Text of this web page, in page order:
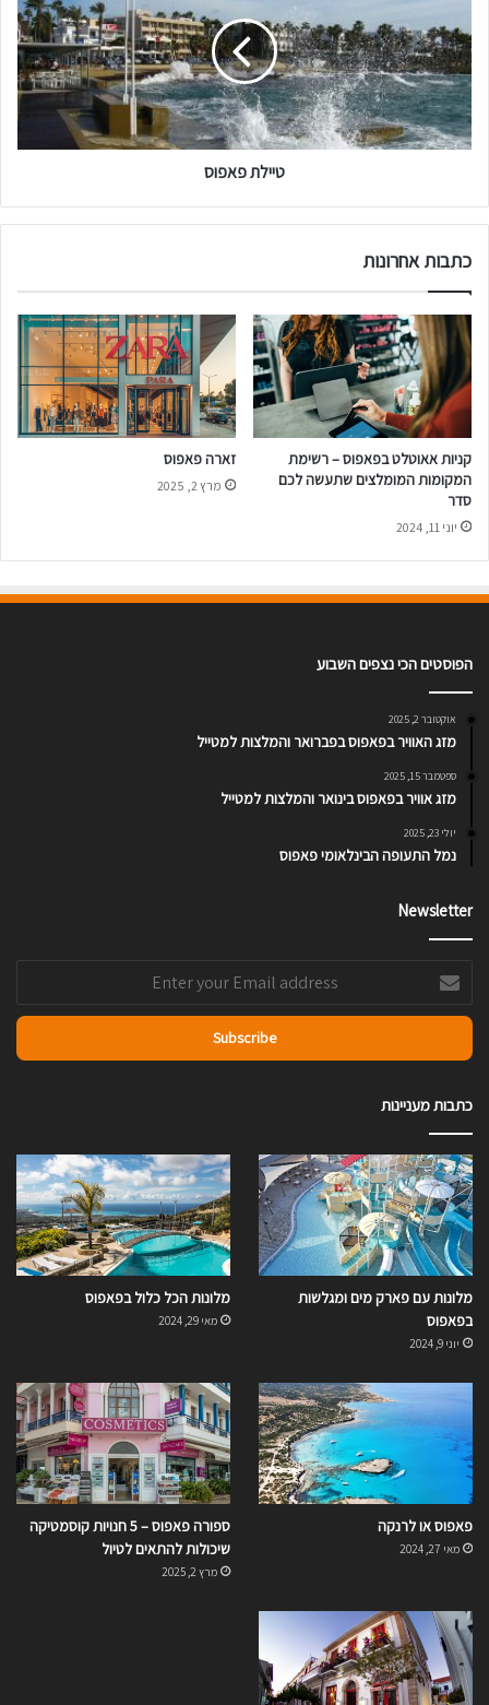
ו
ג
ו
ת
ל
ת
פ
א
פ
ו
טיילת פאפוס
כתבות אחרונות
קניות אאוטלט בפאפוס – רשימת
המקומות המומלצים שתעשה לכם
סדר
יוני 11, 2024
זארה פאפוס
מרץ 2, 2025
הפוסטים הכי נצפים השבוע
אוקטובר 2, 2025
מזג האוויר בפאפוס בפברואר והמלצות למטייל
ספטמבר 15, 2025
מזג אוויר בפאפוס בינואר והמלצות למטייל
יולי 23, 2025
נמל התעופה הבינלאומי פאפוס
Newsletter
Enter
your
Email
כתבות מעניינות
מלונות עם פארק מים ומגלשות
בפאפוס
יוני 9, 2024
מלונות הכל כלול בפאפוס
מאי 29, 2024
פאפוס או לרנקה
מאי 27, 2024
ספורה פאפוס – 5 חנויות קוסמטיקה
שיכולות להתאים לטיול
מרץ 2, 2025